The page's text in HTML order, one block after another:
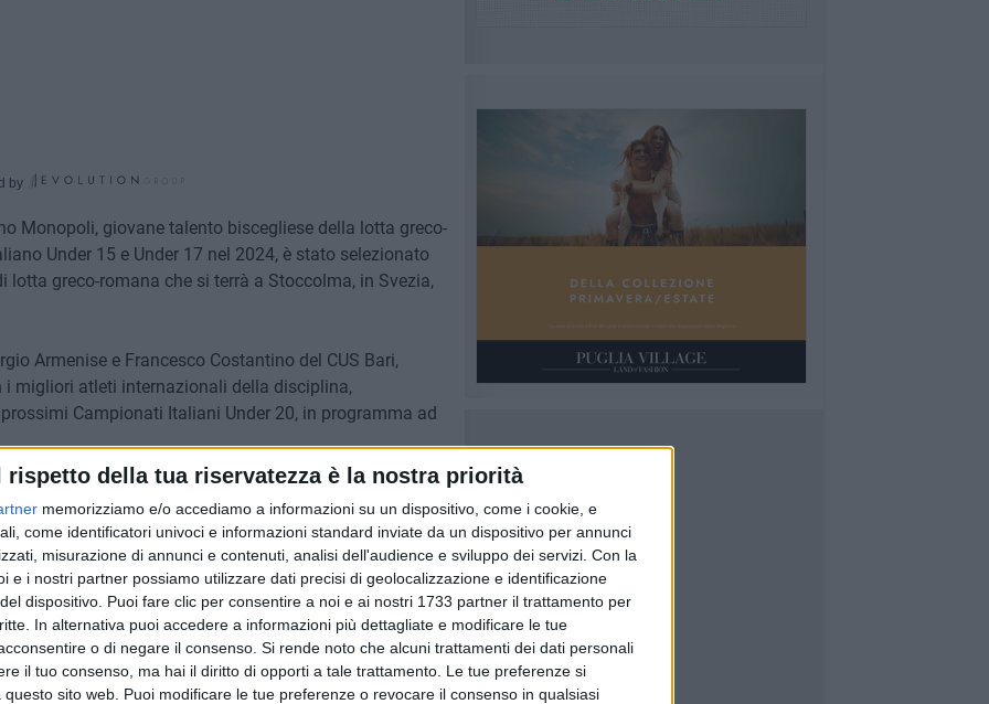
rispetto della tua riservatezza è la nostra priorità
memorizziamo e/o accediamo a informazioni su un dispositivo, come i cookie, e
come identificatori univoci e informazioni standard inviate da un dispositivo per annunci
misurazione di annunci e contenuti, analisi dell'audience e sviluppo dei servizi. Con la
e i nostri partner possiamo utilizzare dati precisi di geolocalizzazione e identificazione
dispositivo. Puoi fare clic per consentire a noi e ai nostri 1733 partner il trattamento per
In alternativa puoi accedere a informazioni più dettagliate e modificare le tue
o di negare il consenso. Si rende noto che alcuni trattamenti dei dati personali
il tuo consenso, ma hai il diritto di opporti a tale trattamento. Le tue preferenze si
sito web. Puoi modificare le tue preferenze o revocare il consenso in qualsiasi
by
Monopoli, giovane talento biscegliese della lotta greco-
Under 15 e Under 17 nel 2024, è stato selezionato
lotta greco-romana che si terrà a Stoccolma, in Svezia,
Armenise e Francesco Costantino del CUS Bari,
migliori atleti internazionali della disciplina,
Campionati Italiani Under 20, in programma ad
lottatore, che punta a consolidare il suo talento
lo ha già visto primeggiare a livello nazionale.
9 AGOSTO 2026
Incendio in un appartamento di
viale Calace, evacuate due
famiglie